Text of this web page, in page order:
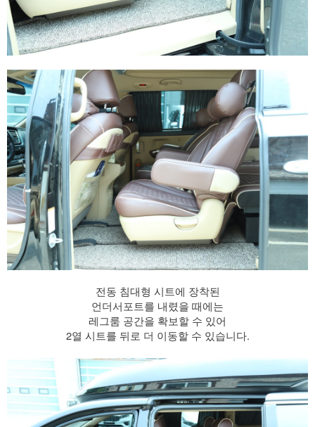
전동 침대형 시트에 장착된
언더서포트를 내렸을 때에는
​ 레그룸 공간을 확보할 수 있어
2열 시트를 뒤로 더 이동할 수 있습니다.